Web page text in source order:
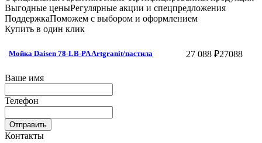
Выгодные ценыРегулярные акции и спецпредложения
ПоддержкаПоможем с выбором и оформлением
Купить в один клик
Мойка Daisen 78-LB-PA Artgranit/пастила 27 088 ₽27088
Ваше имя
Телефон
Отправить
Контакты